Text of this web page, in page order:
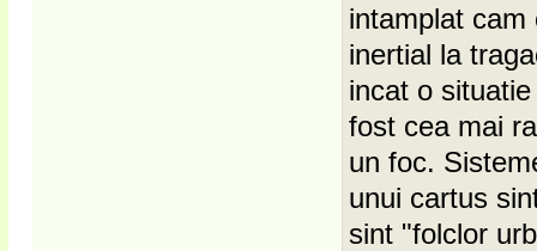
intamplat
inertial la
incat o
fost cea mai
un foc.
unui cartus
sint "folclor